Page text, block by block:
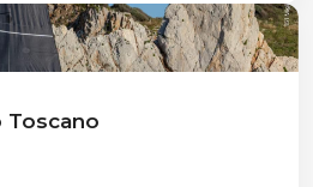
Toscano